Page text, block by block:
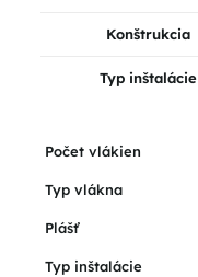
Konštrukcia
Typ inštalácie
Počet vlákien
Typ vlákna
Plášť
Typ inštalácie